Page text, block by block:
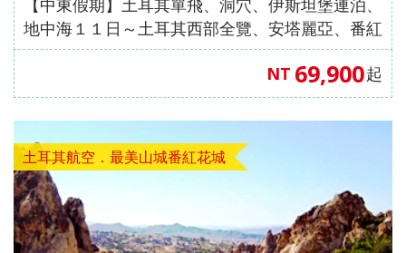
地中海１１日～土耳其西部全覽、安塔麗亞、番紅
花城（土耳其航空）#正班機
NT 69,900起
土耳其航空．最美山城番紅花城